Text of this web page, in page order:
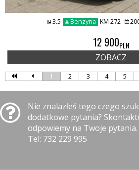
3.5 Benzyna KM 272
12 900PLN
ZOBACZ
1 2 3 4 5
Nie znalazłeś tego czego
dodatkowe pytania?
odpowiemy na Twoje pytania.
Tel: 732 229 995